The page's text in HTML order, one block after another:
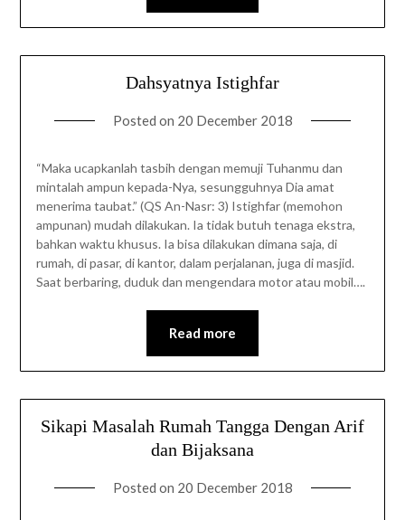
Dahsyatnya Istighfar
Posted on 20 December 2018
“Maka ucapkanlah tasbih dengan memuji Tuhanmu dan
mintalah ampun kepada-Nya, sesungguhnya Dia amat
menerima taubat.” (QS An-Nasr: 3) Istighfar (memohon
ampunan) mudah dilakukan. Ia tidak butuh tenaga ekstra,
bahkan waktu khusus. Ia bisa dilakukan dimana saja, di
rumah, di pasar, di kantor, dalam perjalanan, juga di masjid.
Saat berbaring, duduk dan mengendara motor atau mobil….
Read more
Sikapi Masalah Rumah Tangga Dengan Arif
dan Bijaksana
Posted on 20 December 2018